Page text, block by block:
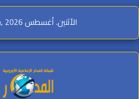
Skip
content
الأثنين. أغسطس 10th, 2026